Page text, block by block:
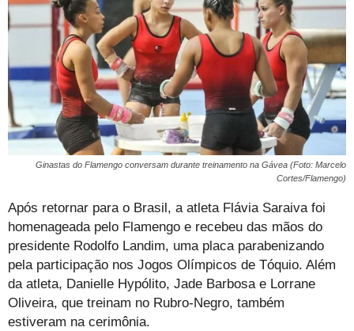
Ginastas do Flamengo conversam durante treinamento na Gávea (Foto: Marcelo
Cortes/Flamengo)
Após retornar para o Brasil, a atleta Flávia Saraiva foi
homenageada pelo Flamengo e recebeu das mãos do
presidente Rodolfo Landim, uma placa parabenizando
pela participação nos Jogos Olímpicos de Tóquio. Além
da atleta, Danielle Hypólito, Jade Barbosa e Lorrane
Oliveira, que treinam no Rubro-Negro, também
estiveram na cerimônia.